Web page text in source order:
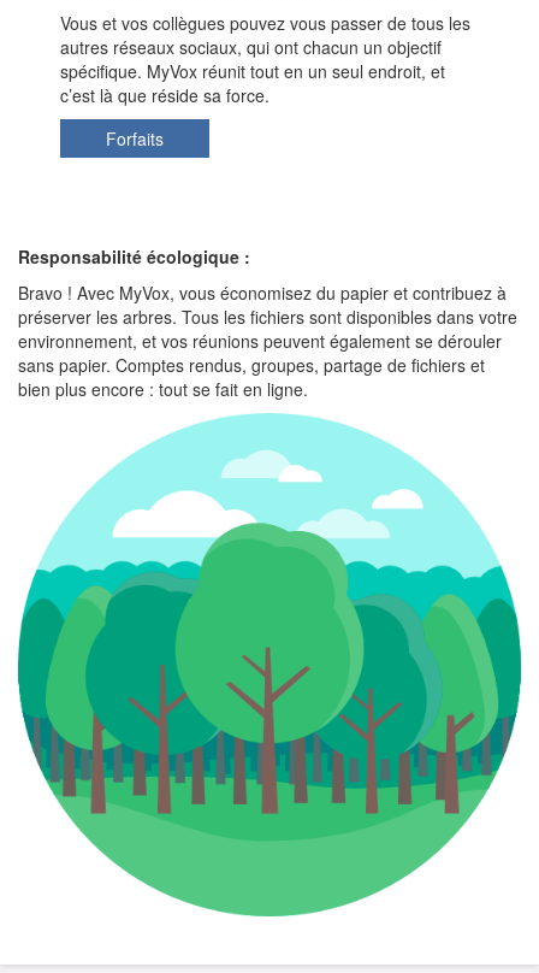
Vous et vos collègues pouvez vous passer de tous les
autres réseaux sociaux, qui ont chacun un objectif
spécifique. MyVox réunit tout en un seul endroit, et
c’est là que réside sa force.
Forfaits
Responsabilité écologique :
Bravo ! Avec MyVox, vous économisez du papier et contribuez à
préserver les arbres. Tous les fichiers sont disponibles dans votre
environnement, et vos réunions peuvent également se dérouler
sans papier. Comptes rendus, groupes, partage de fichiers et
bien plus encore : tout se fait en ligne.